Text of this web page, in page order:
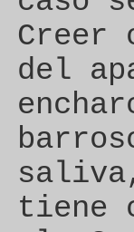
Creer
del
tiene